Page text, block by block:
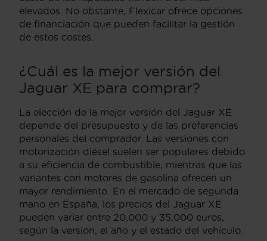
elevados. No obstante, Flexicar ofrece opciones
de financiación que pueden facilitar la gestión
de estos costes.
¿Cuál es la mejor versión del
Jaguar XE para comprar?
La elección de la mejor versión del Jaguar XE
depende del presupuesto y de las preferencias
personales del comprador. Las versiones con
motorización diésel suelen ser populares debido
a su eficiencia de combustible, mientras que las
variantes con motores de gasolina ofrecen un
mayor rendimiento. En el mercado de segunda
mano en España, los precios del Jaguar XE
pueden variar entre 20,000 y 35,000 euros,
según la versión, el año y el estado del vehículo.